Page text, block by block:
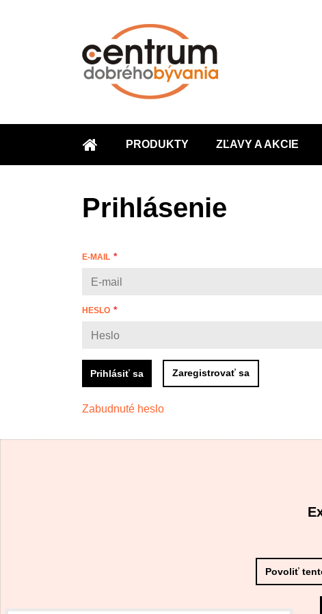
ÚVOD
PRODUKTY ZĽAVY A AKCIE
Prihlásenie
E-MAIL
HESLO
Prihlásiť sa Zaregistrovať sa
Zabudnuté heslo
Povoliť